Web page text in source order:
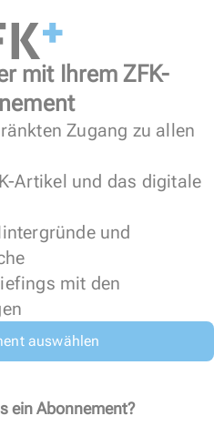
mit Ihrem ZFK-
Zugang zu allen
Artikel und das digitale
und
mit den
auswählen
ein Abonnement?